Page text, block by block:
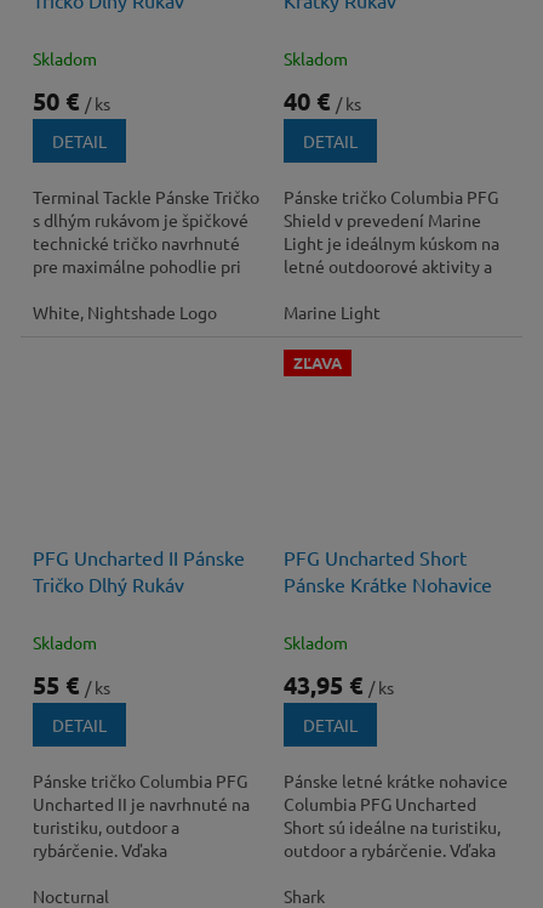
Skladom
50 € / ks
DETAIL
Terminal Tackle Pánske Tričko
s dlhým rukávom je špičkové
technické tričko navrhnuté
pre maximálne pohodlie pri
letných...
White, Nightshade Logo
Skladom
40 € / ks
DETAIL
Pánske tričko Columbia PFG
Shield v prevedení Marine
Light je ideálnym kúskom na
letné outdoorové aktivity a
kategórie...
Marine Light
PFG Uncharted II Pánske
Tričko Dlhý Rukáv
Skladom
55 € / ks
DETAIL
Pánske tričko Columbia PFG
Uncharted II je navrhnuté na
turistiku, outdoor a
rybárčenie. Vďaka
Omni-Shade™ UPF 30
Nocturnal
ZĽAVA
PFG Uncharted Short
Pánske Krátke Nohavice
Skladom
43,95 € / ks
DETAIL
Pánske letné krátke nohavice
Columbia PFG Uncharted
Short sú ideálne na turistiku,
outdoor a rybárčenie. Vďaka
a...
Shark